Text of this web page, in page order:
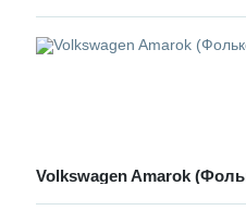
Volkswagen Amarok